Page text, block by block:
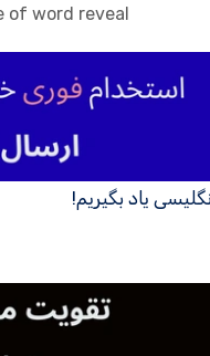
of word reveal
یاد بگیریم!